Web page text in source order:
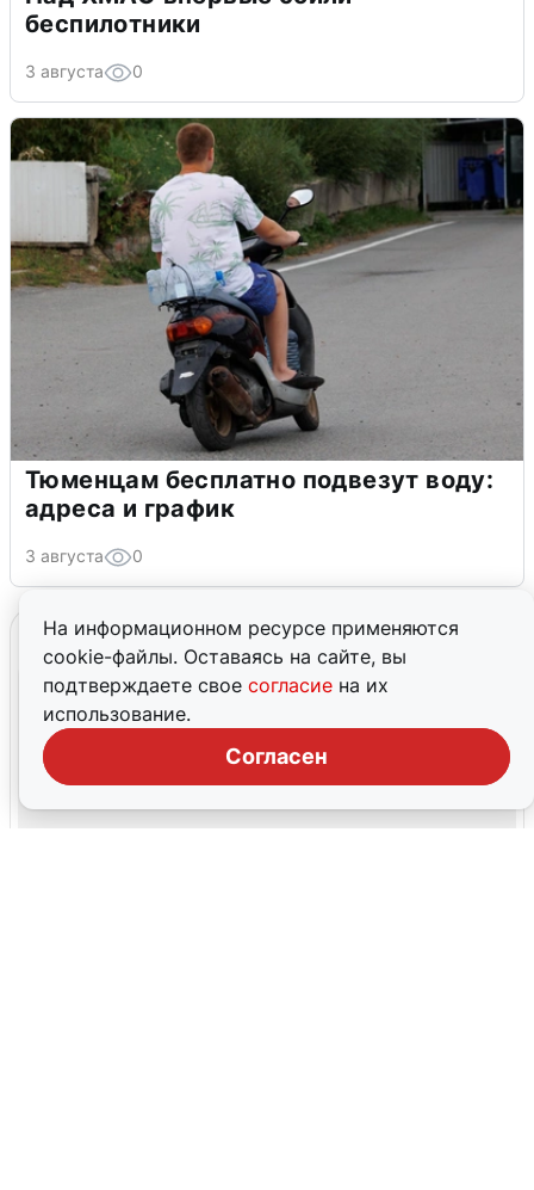
На информационном ресурсе применяются
cookie-файлы. Оставаясь на сайте, вы
подтверждаете свое согласие на их
использование.
Согласен
беспилотники
3 августа 0
Тюменцам бесплатно подвезут воду:
адреса и график
3 августа 0